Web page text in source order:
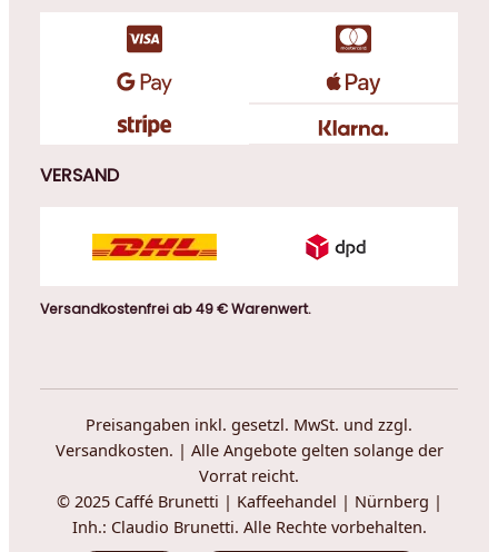
VERSAND
Versandkostenfrei ab 49 € Warenwert.
Preisangaben inkl. gesetzl. MwSt. und zzgl.
Versandkosten. | Alle Angebote gelten solange der
Vorrat reicht.
© 2025 Caffé Brunetti | Kaffeehandel | Nürnberg |
Inh.: Claudio Brunetti. Alle Rechte vorbehalten.